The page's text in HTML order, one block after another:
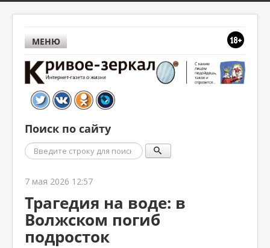
МЕНЮ
Поиск по сайту
Поиск
7 мая 2026 12:57
Трагедия на воде: в
Волжском погиб
подросток